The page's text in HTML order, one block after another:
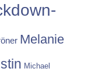
Melanie
Michael